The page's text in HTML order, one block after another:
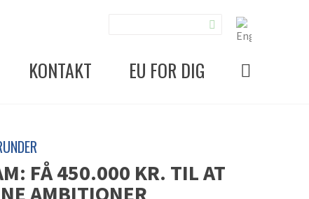
KONTAKT EU FOR DIG
FÅ 450.000 KR. TIL AT
AMBITIONER